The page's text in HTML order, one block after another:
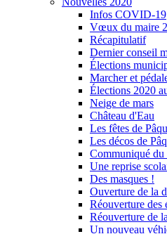
Infos COVID-19
Vœux du maire
Récapitulatif
Dernier conseil
Élections
Marcher et
Élections 2020
Neige de mars
Château d'Eau
Les fêtes de
Les décos de
Communiqué du
Une reprise
Des masques !
Ouverture de la
Réouverture des
Réouverture de
Un nouveau